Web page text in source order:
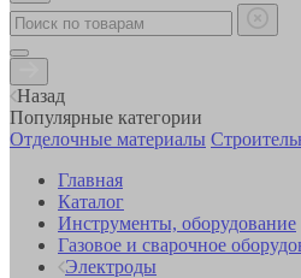
Назад
Популярные категории
Отделочные материалы
Главная
Каталог
Инструменты, оборудование
Газовое и сварочное
Электроды